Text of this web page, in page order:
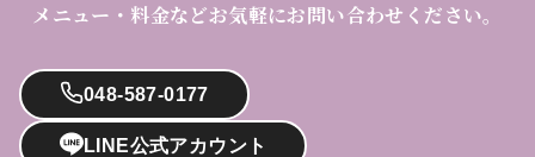
メニュー・料金などお気軽にお問い合わせください。
048-587-0177
LINE公式アカウント